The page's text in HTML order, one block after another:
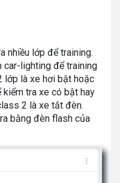
nhiều lớp để training.
car-lighting để training
lớp là xe hơi bật hoặc
tra xe có bật hay
2 là xe tắt đèn.
bằng đèn flash của